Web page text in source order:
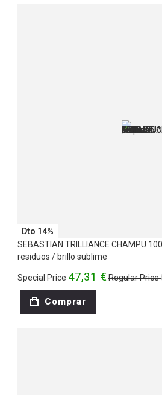
Dto 14%
SEBASTIAN TRILLIANCE CHAMPU
residuos / brillo sublime
Special Price 47,31 € Regular Price
Comprar